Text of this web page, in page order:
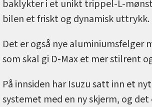
baklykter i et unikt trippel-L-
bilen et friskt og dynamisk uttrykk.
Det er også nye aluminiumsfelger
som skal gi D-Max et mer stilrent
På innsiden har Isuzu satt inn et
systemet med en ny skjerm, og